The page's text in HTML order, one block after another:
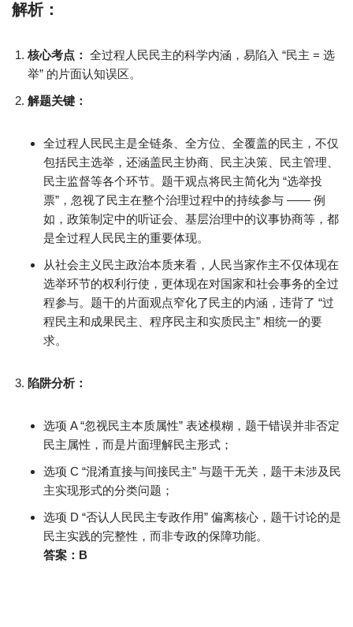
解析：
核心考点： 全过程人民民主的科学内涵，易陷入 “民主 = 选
举” 的片面认知误区。
解题关键：
全过程人民民主是全链条、全方位、全覆盖的民主，不仅
包括民主选举，还涵盖民主协商、民主决策、民主管理、
民主监督等各个环节。题干观点将民主简化为 “选举投
票”，忽视了民主在整个治理过程中的持续参与 —— 例
如，政策制定中的听证会、基层治理中的议事协商等，都
是全过程人民民主的重要体现。
从社会主义民主政治本质来看，人民当家作主不仅体现在
选举环节的权利行使，更体现在对国家和社会事务的全过
程参与。题干的片面观点窄化了民主的内涵，违背了 “过
程民主和成果民主、程序民主和实质民主” 相统一的要
求。
陷阱分析：
选项 A “忽视民主本质属性” 表述模糊，题干错误并非否定
民主属性，而是片面理解民主形式；
选项 C “混淆直接与间接民主” 与题干无关，题干未涉及民
主实现形式的分类问题；
选项 D “否认人民民主专政作用” 偏离核心，题干讨论的是
民主实践的完整性，而非专政的保障功能。
答案：B